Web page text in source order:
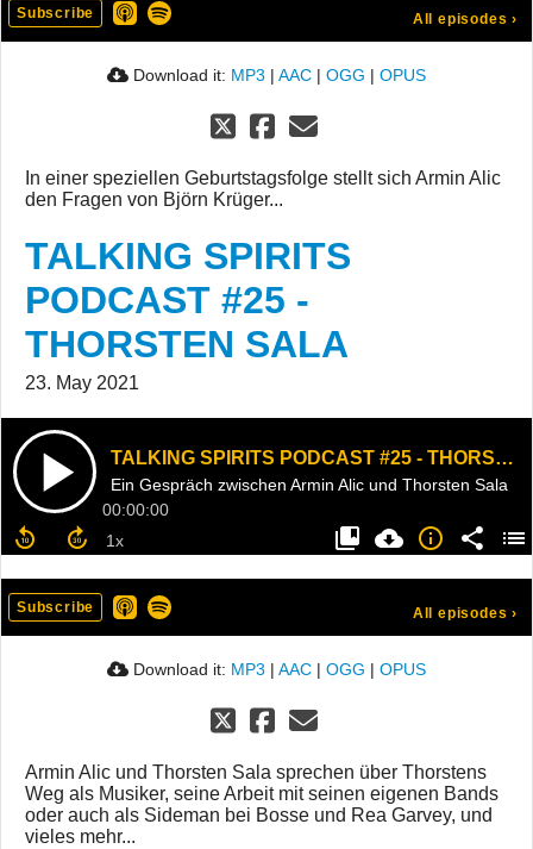
Subscribe All episodes ›
Download it: MP3 | AAC | OGG | OPUS
In einer speziellen Geburtstagsfolge stellt sich Armin Alic
den Fragen von Björn Krüger...
TALKING SPIRITS
PODCAST #25 -
THORSTEN SALA
23. May 2021
TALKING SPIRITS PODCAST #25 - THORSTEN SALA
Ein Gespräch zwischen Armin Alic und Thorsten Sala
00:00:00
Subscribe All episodes ›
Download it: MP3 | AAC | OGG | OPUS
Armin Alic und Thorsten Sala sprechen über Thorstens
Weg als Musiker, seine Arbeit mit seinen eigenen Bands
oder auch als Sideman bei Bosse und Rea Garvey, und
vieles mehr...